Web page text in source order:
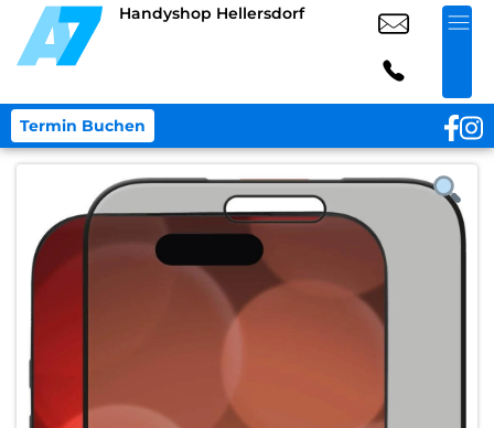
Handyshop Hellersdorf
Termin Buchen